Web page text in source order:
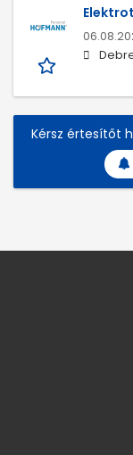
Kérsz értesítőt